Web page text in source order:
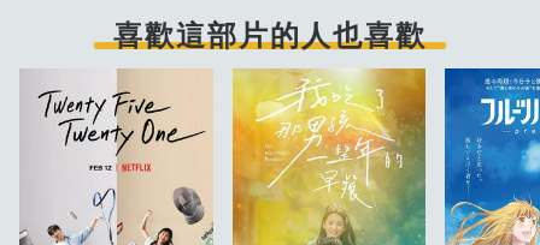
喜歡這部片的人也喜歡